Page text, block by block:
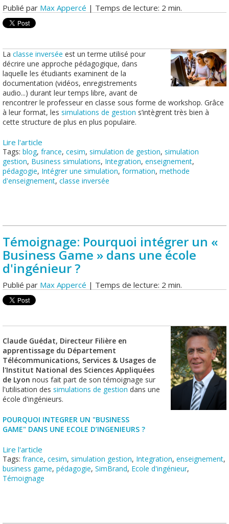
Publié par Max Appercé | Temps de lecture: 2 min.
La classe inversée est un terme utilisé pour
décrire une approche pédagogique, dans
laquelle les étudiants examinent de la
documentation (vidéos, enregistrements
audio...) durant leur temps libre, avant de
rencontrer le professeur en classe sous forme de workshop. Grâce
à leur format, les simulations de gestion s’intègrent très bien à
cette structure de plus en plus populaire.
Lire l'article
Tags: blog, france, cesim, simulation de gestion, simulation
gestion, Business simulations, Integration, enseignement,
pédagogie, Intégrer une simulation, formation, methode
d'enseignement, classe inversée
Témoignage: Pourquoi intégrer un «
Business Game » dans une école
d'ingénieur ?
Publié par Max Appercé | Temps de lecture: 2 min.
Claude Guédat, Directeur Filière en
apprentissage du Département
Télécommunications, Services & Usages de
l'Institut National des Sciences Appliquées
de Lyon nous fait part de son témoignage sur
l'utilisation des simulations de gestion dans une
école d'ingénieurs.
POURQUOI INTEGRER UN "BUSINESS
GAME" DANS UNE ECOLE D’INGENIEURS ?
Lire l'article
Tags: france, cesim, simulation gestion, Integration, enseignement,
business game, pédagogie, SimBrand, Ecole d'ingénieur,
Témoignage